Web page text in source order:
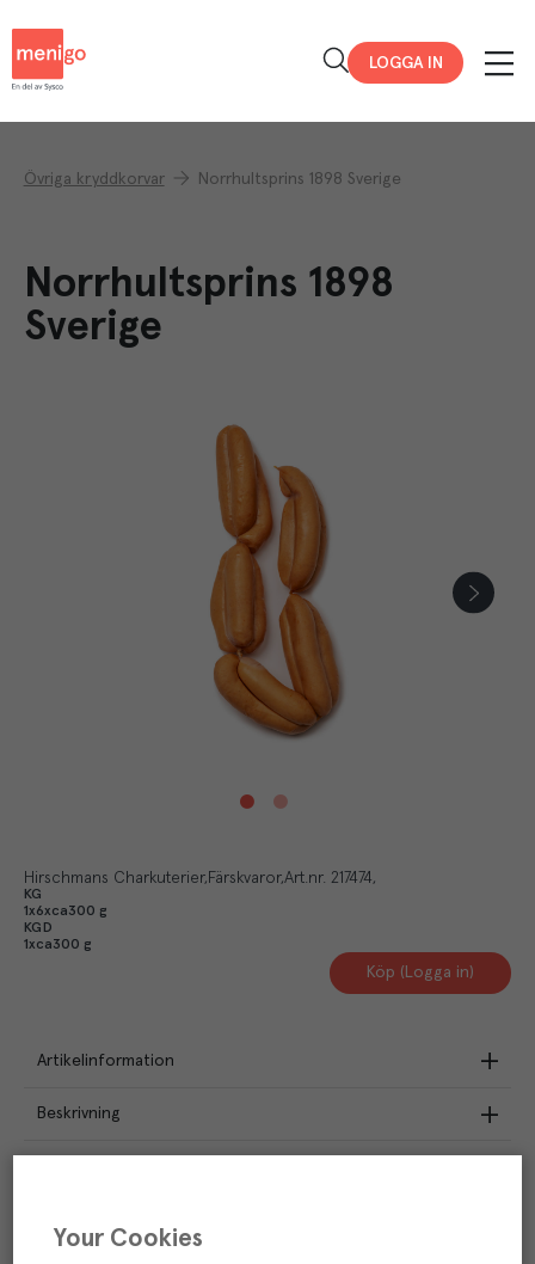
LOGGA IN
Övriga kryddkorvar Norrhultsprins 1898 Sverige
Norrhultsprins 1898
Sverige
Hirschmans Charkuterier Färskvaror Art.nr. 217474
KG
1x6xca300 g
KGD
1xca300 g
Köp (Logga in)
Artikelinformation
Beskrivning
Klimatavtryck
Your Cookies